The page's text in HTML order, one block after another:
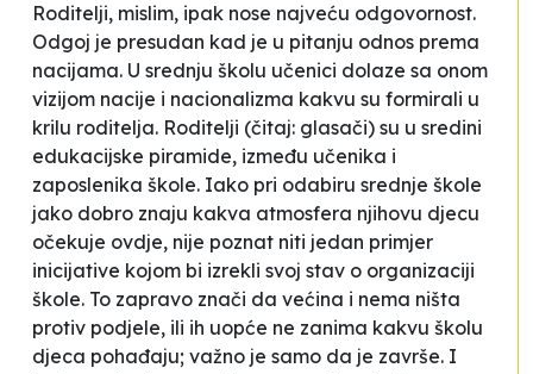
Roditelji, mislim, ipak nose najveću odgovornost.
Odgoj je presudan kad je u pitanju odnos prema
nacijama. U srednju školu učenici dolaze sa onom
vizijom nacije i nacionalizma kakvu su formirali u
krilu roditelja. Roditelji (čitaj: glasači) su u sredini
edukacijske piramide, između učenika i
zaposlenika škole. Iako pri odabiru srednje škole
jako dobro znaju kakva atmosfera njihovu djecu
očekuje ovdje, nije poznat niti jedan primjer
inicijative kojom bi izrekli svoj stav o organizaciji
škole. To zapravo znači da većina i nema ništa
protiv podjele, ili ih uopće ne zanima kakvu školu
djeca pohađaju; važno je samo da je završe. I